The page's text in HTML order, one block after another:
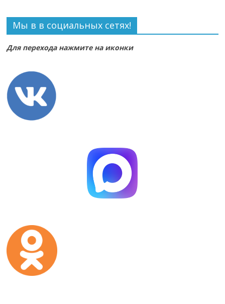
Мы в в социальных сетях!
Для перехода нажмите на иконки